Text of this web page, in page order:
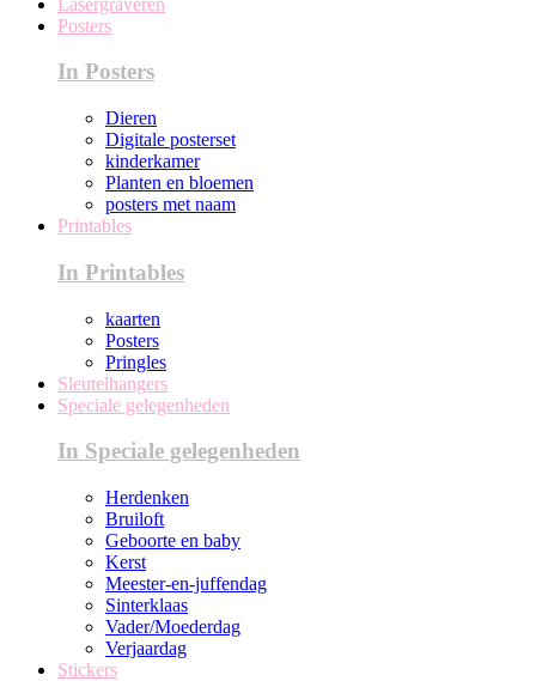
Posters
In Posters
Dieren
Digitale posterset
kinderkamer
Planten en bloemen
posters met naam
Printables
In Printables
kaarten
Posters
Pringles
Sleutelhangers
Speciale gelegenheden
In Speciale gelegenheden
Herdenken
Bruiloft
Geboorte en baby
Kerst
Meester-en-juffendag
Sinterklaas
Vader/Moederdag
Verjaardag
Stickers